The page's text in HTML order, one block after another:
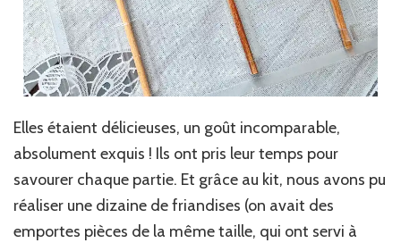
Elles étaient délicieuses, un goût incomparable,
absolument exquis ! Ils ont pris leur temps pour
savourer chaque partie. Et grâce au kit, nous avons pu
réaliser une dizaine de friandises (on avait des
emportes pièces de la même taille, qui ont servi à